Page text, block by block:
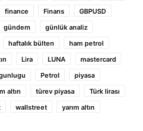
finance Finans
GBPUSD
gündem
günlük analiz
haftalık bülten
ham petrol
Lira LUNA
mastercard
Petrol
piyasa
altın türev piyasa
Türk lirası
wallstreet yarım altın